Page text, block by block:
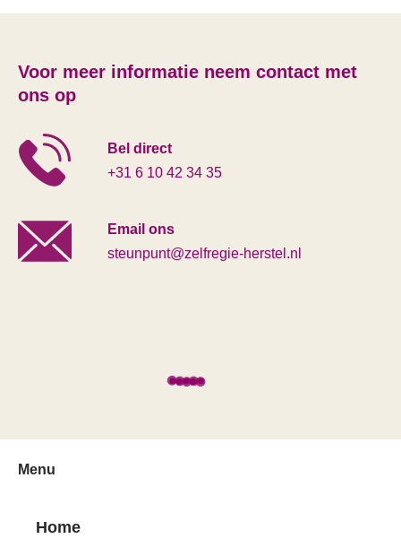
Voor meer informatie neem contact met
ons op
Bel direct
+31 6 10 42 34 35
Email ons
steunpunt@zelfregie-herstel.nl
Menu
Home